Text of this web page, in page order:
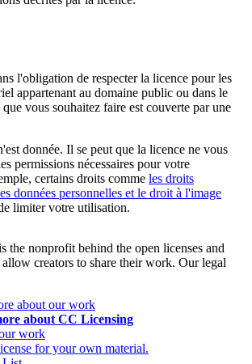
l'obligation de respecter la licence pour les
appartenant au domaine public ou dans le
vous souhaitez faire est couverte par une
donnée. Il se peut que la licence ne vous
permissions nécessaires pour votre
certains droits comme les droits
données personnelles et le droit à l'image
limiter votre utilisation.
the nonprofit behind the open licenses and
creators to share their work. Our legal
about our work
about CC Licensing
work
for your own material.